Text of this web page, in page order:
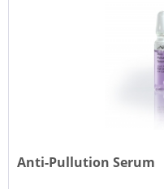
Anti-Pullution Serum